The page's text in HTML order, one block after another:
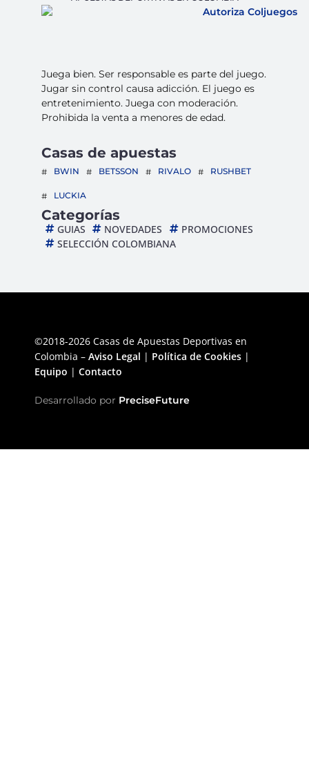
Juega bien. Ser responsable es parte del juego.
Jugar sin control causa adicción. El juego es
entretenimiento. Juega con moderación.
Prohibida la venta a menores de edad.
Casas de apuestas
BWIN BETSSON RIVALO RUSHBET
LUCKIA
Categorías
GUIAS NOVEDADES
PROMOCIONES
SELECCIÓN COLOMBIANA
©2018-2026 Casas de Apuestas Deportivas en
Colombia – Aviso Legal | Política de Cookies |
Equipo | Contacto
Desarrollado por PreciseFuture